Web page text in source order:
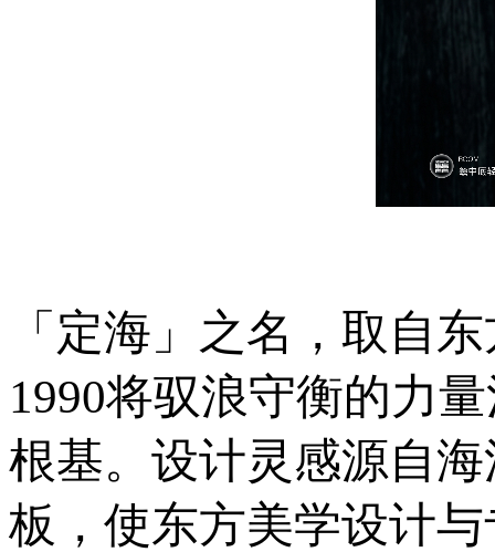
「定海」之名，取自
1990将驭浪守衡的力
根基。设计灵感源自
板，使东方美学设计